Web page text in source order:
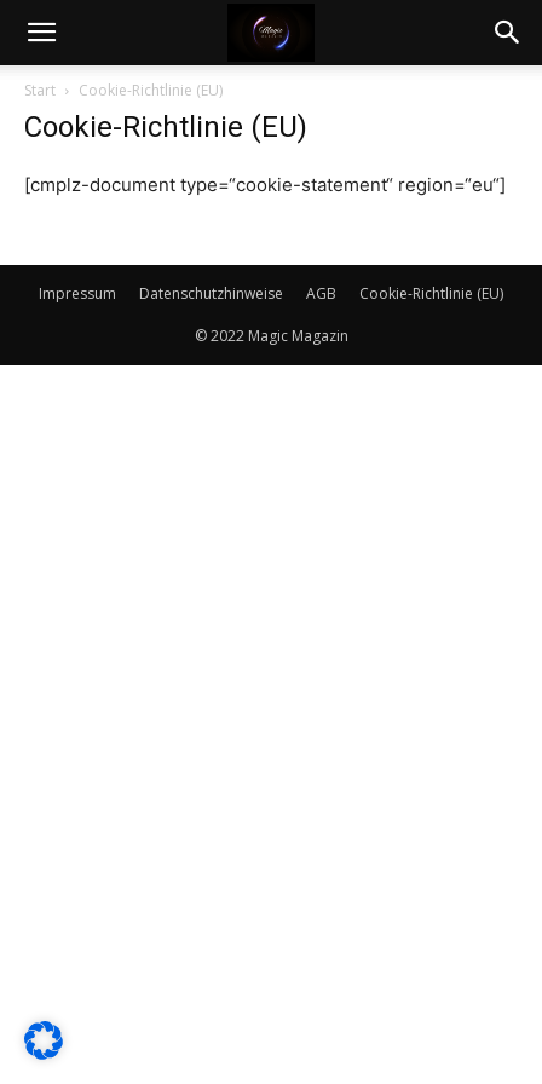
Magic
Magazin
Start Cookie-Richtlinie (EU)
Cookie-Richtlinie (EU)
[cmplz-document type=“cookie-statement“ region=“eu“]
Impressum Datenschutzhinweise AGB Cookie-Richtlinie (EU)
© 2022 Magic Magazin